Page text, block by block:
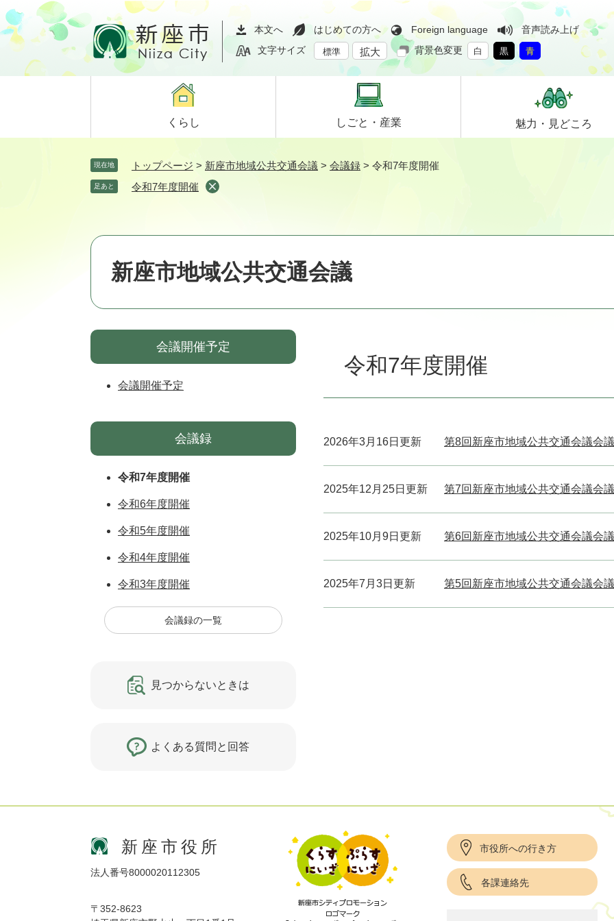
ペ
ー
ジ
メ
ニ
ュ
て
本文へ はじめての方へ Foreign language
音声読み上げ
文字サイズ
標準 拡大 背景色変更 白 黒 青
くらし しごと・ 産業 魅力・ 見どころ
現在地 トップページ > 新座市地域公共交通会議 > 会議録 > 令和7年度開催
足あと 令和7年度開催
新座市地域公共交通会議
令和7年度開催
2026年3月16日更新 第8回新座市地域公共交通会議会
2025年12月25日更新 第7回新座市地域公共交通会議会
2025年10月9日更新 第6回新座市地域公共交通会議会
2025年7月3日更新 第5回新座市地域公共交通会議会
会議開催予定
会議開催予定
会議録
令和7年度開催
令和6年度開催
令和5年度開催
令和4年度開催
令和3年度開催
会議録の一覧
見つからないときは
よくある質問と回答
新座市役所
法人番号8000020112305
〒352-8623
市役所への行き方
各課連絡先